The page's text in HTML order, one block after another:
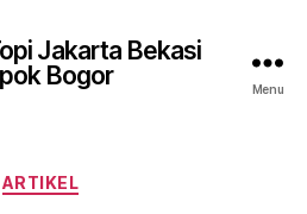
Jakarta Bekasi
Bogor
Menu
Categories
ARTIKEL